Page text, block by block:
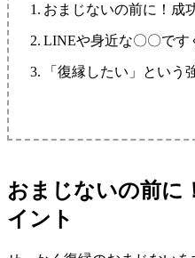
おまじないの前に！成
LINEや身近な〇〇です
「復縁したい」とい
おまじないの前に
イント